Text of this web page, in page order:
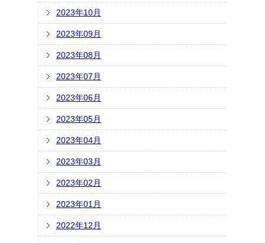
2023年10月
2023年09月
2023年08月
2023年07月
2023年06月
2023年05月
2023年04月
2023年03月
2023年02月
2023年01月
2022年12月